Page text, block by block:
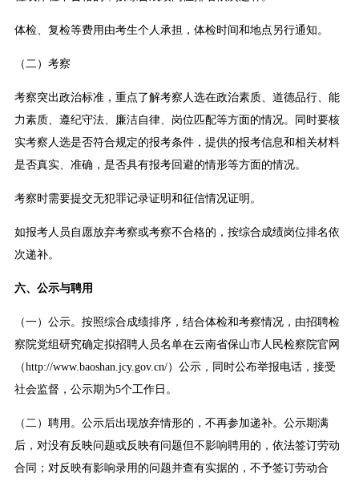
体检、复检等费用由考生个人承担，体检时间和地点另行通知。
（二）考察
考察突出政治标准，重点了解考察人选在政治素质、道德品行、能
力素质、遵纪守法、廉洁自律、岗位匹配等方面的情况。同时要核
实考察人选是否符合规定的报考条件，提供的报考信息和相关材料
是否真实、准确，是否具有报考回避的情形等方面的情况。
考察时需要提交无犯罪记录证明和征信情况证明。
如报考人员自愿放弃考察或考察不合格的，按综合成绩岗位排名依
次递补。
六、公示与聘用
（一）公示。按照综合成绩排序，结合体检和考察情况，由招聘检
察院党组研究确定拟招聘人员名单在云南省保山市人民检察院官网
（http://www.baoshan.jcy.gov.cn/）公示，同时公布举报电话，接受
社会监督，公示期为5个工作日。
（二）聘用。公示后出现放弃情形的，不再参加递补。公示期满
后，对没有反映问题或反映有问题但不影响聘用的，依法签订劳动
合同；对反映有影响录用的问题并查有实据的，不予签订劳动合